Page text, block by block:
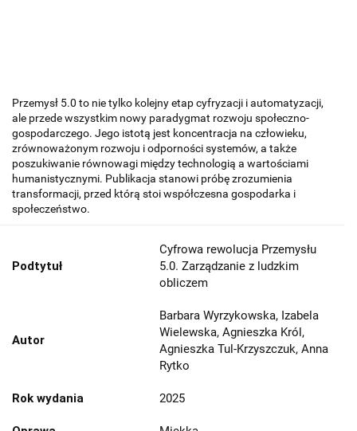
Przemysł 5.0 to nie tylko kolejny etap cyfryzacji i automatyzacji,
ale przede wszystkim nowy paradygmat rozwoju społeczno-
gospodarczego. Jego istotą jest koncentracja na człowieku,
zrównoważonym rozwoju i odporności systemów, a także
poszukiwanie równowagi między technologią a wartościami
humanistycznymi. Publikacja stanowi próbę zrozumienia
transformacji, przed którą stoi współczesna gospodarka i
społeczeństwo.
Podtytuł
Cyfrowa rewolucja Przemysłu
5.0. Zarządzanie z ludzkim
obliczem
Autor
Barbara Wyrzykowska, Izabela
Wielewska, Agnieszka Król,
Agnieszka Tul-Krzyszczuk, Anna
Rytko
Rok wydania 2025